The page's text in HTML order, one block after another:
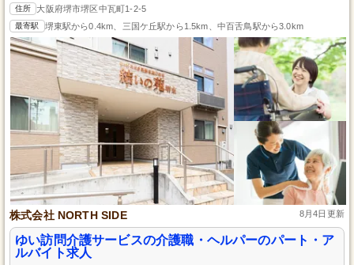
住所 大阪府堺市堺区中瓦町1-2-5
最寄駅 堺東駅から0.4km、三国ケ丘駅から1.5km、中百舌鳥駅から3.0km
株式会社 NORTH SIDE 8月4日更新
ゆい訪問介護サービスの介護職・ヘルパーのパート・ア
ルバイト求人